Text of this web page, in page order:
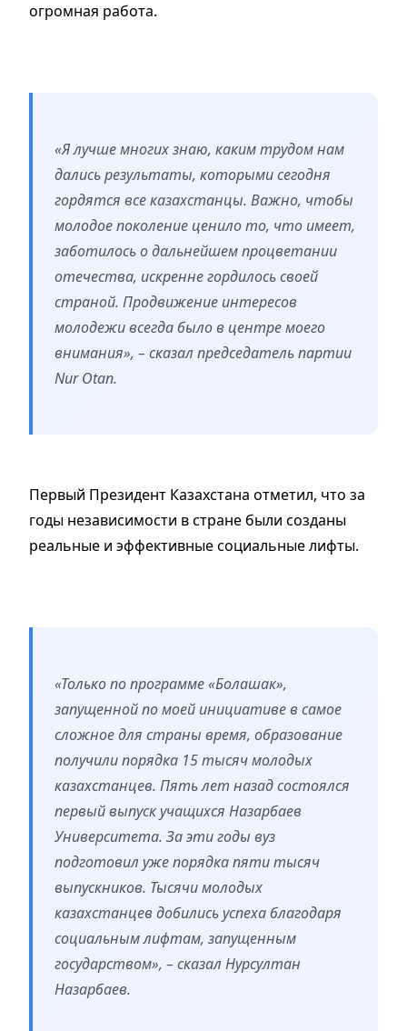
огромная работа.
«Я лучше многих знаю, каким трудом нам
дались результаты, которыми сегодня
гордятся все казахстанцы. Важно, чтобы
молодое поколение ценило то, что имеет,
заботилось о дальнейшем процветании
отечества, искренне гордилось своей
страной. Продвижение интересов
молодежи всегда было в центре моего
внимания», – сказал председатель партии
Nur Otan.
Первый Президент Казахстана отметил, что за
годы независимости в стране были созданы
реальные и эффективные социальные лифты.
«Только по программе «Болашак»,
запущенной по моей инициативе в самое
сложное для страны время, образование
получили порядка 15 тысяч молодых
казахстанцев. Пять лет назад состоялся
первый выпуск учащихся Назарбаев
Университета. За эти годы вуз
подготовил уже порядка пяти тысяч
выпускников. Тысячи молодых
казахстанцев добились успеха благодаря
социальным лифтам, запущенным
государством», – сказал Нурсултан
Назарбаев.